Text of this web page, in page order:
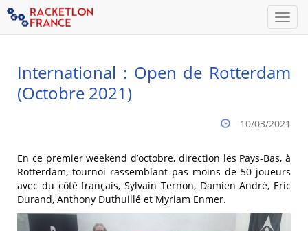
Menu
International : Open de Rotterdam
(Octobre 2021)
10/03/2021
En ce premier weekend d’octobre, direction les Pays-Bas, à
Rotterdam, tournoi rassemblant pas moins de 50 joueurs
avec du côté français, Sylvain Ternon, Damien André, Eric
Durand, Anthony Duthuillé et Myriam Enmer.